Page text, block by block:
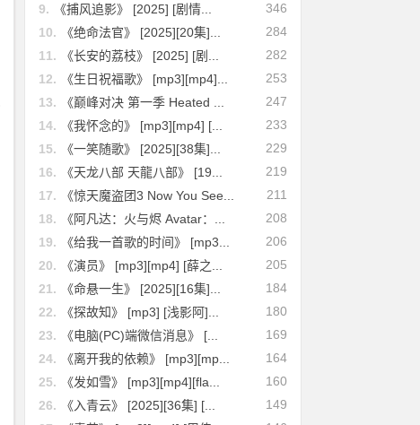
346
9.
《捕风追影》 [2025] [剧情...
284
10.
《绝命法官》 [2025][20集]...
282
11.
《长安的荔枝》 [2025] [剧...
253
12.
《生日祝福歌》 [mp3][mp4]...
247
13.
《巅峰对决 第一季 Heated ...
233
14.
《我怀念的》 [mp3][mp4] [...
229
15.
《一笑随歌》 [2025][38集]...
219
16.
《天龙八部 天龍八部》 [19...
211
17.
《惊天魔盗团3 Now You See...
208
18.
《阿凡达：火与烬 Avatar：...
206
19.
《给我一首歌的时间》 [mp3...
205
20.
《演员》 [mp3][mp4] [薛之...
184
21.
《命悬一生》 [2025][16集]...
180
22.
《探故知》 [mp3] [浅影阿]...
169
23.
《电脑(PC)端微信消息》 [...
164
24.
《离开我的依赖》 [mp3][mp...
160
25.
《发如雪》 [mp3][mp4][fla...
149
26.
《入青云》 [2025][36集] [...